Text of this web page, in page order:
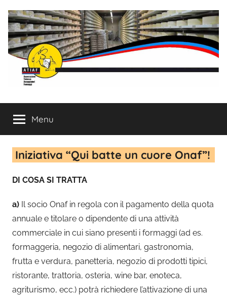
contenuto
ATIAF
Assaggiatori
Formaggi
Menu
Iniziativa “Qui batte un cuore Onaf”!
DI COSA SI TRATTA
a) Il socio Onaf in regola con il pagamento della quota
annuale e titolare o dipendente di una attività
commerciale in cui siano presenti i formaggi (ad es.
formaggeria, negozio di alimentari, gastronomia,
frutta e verdura, panetteria, negozio di prodotti tipici,
ristorante, trattoria, osteria, wine bar, enoteca,
agriturismo, ecc.) potrà richiedere l’attivazione di una